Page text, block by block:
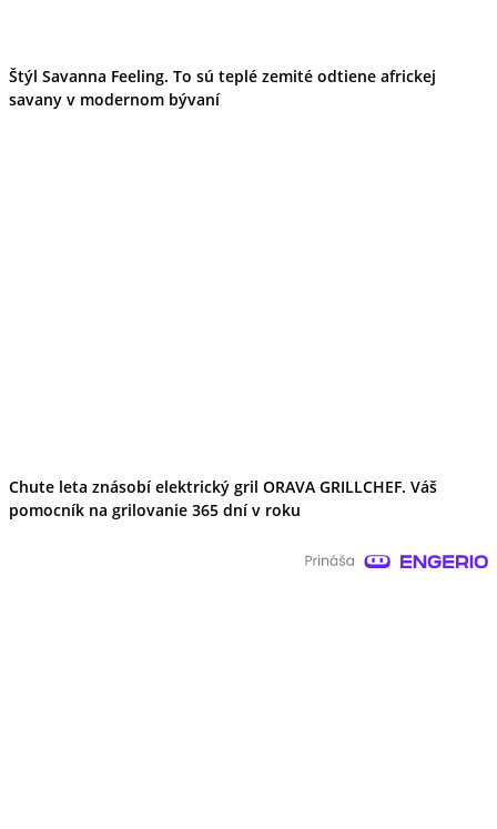
Štýl Savanna Feeling. To sú teplé zemité odtiene africkej
savany v modernom bývaní
Chute leta znásobí elektrický gril ORAVA GRILLCHEF. Váš
pomocník na grilovanie 365 dní v roku